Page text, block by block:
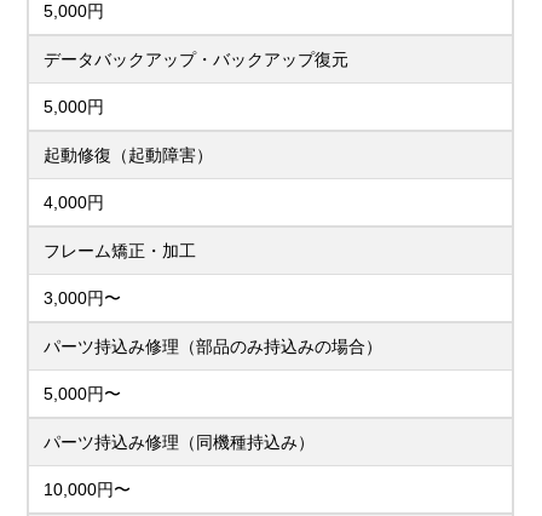
5,000円
データバックアップ・バックアップ復元
5,000円
起動修復（起動障害）
4,000円
フレーム矯正・加工
3,000円〜
パーツ持込み修理（部品のみ持込みの場合）
5,000円〜
パーツ持込み修理（同機種持込み）
10,000円〜